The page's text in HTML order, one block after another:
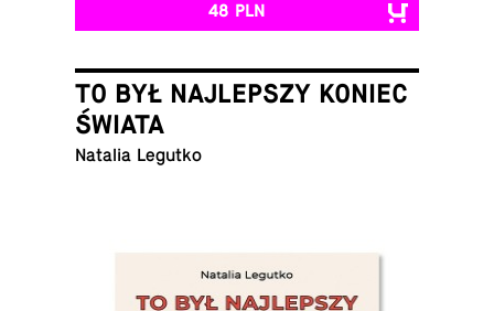
48 PLN
TO BYŁ NAJLEPSZY KONIEC
ŚWIATA
Natalia Legutko